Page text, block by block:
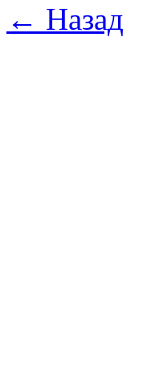
← Назад